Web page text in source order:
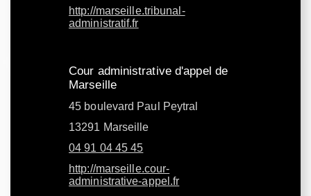
http://marseille.tribunal-
administratif.fr
Cour administrative d'appel de
Marseille
45 boulevard Paul Peytral
13291 Marseille
04 91 04 45 45
http://marseille.cour-
administrative-appel.fr